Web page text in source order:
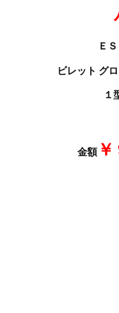
Ｅ
ビレット グ
１
金額￥